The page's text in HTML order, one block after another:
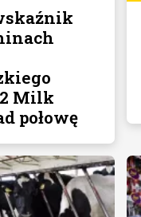
Milk
połowę